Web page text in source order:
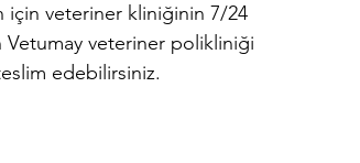
için veteriner kliniğinin 7/24
Vetumay veteriner polikliniği
edebilirsiniz.